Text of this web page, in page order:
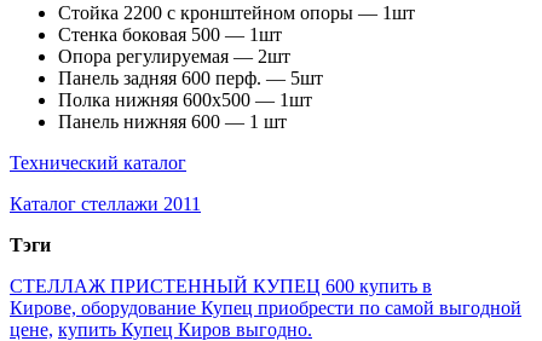
Стойка 2200 с кронштейном опоры — 1шт
Стенка боковая 500 — 1шт
Опора регулируемая — 2шт
Панель задняя 600 перф. — 5шт
Полка нижняя 600х500 — 1шт
Панель нижняя 600 — 1 шт
Технический каталог
Каталог стеллажи 2011
Тэги
СТЕЛЛАЖ ПРИСТЕННЫЙ КУПЕЦ 600 купить в
Кирове, оборудование Купец приобрести по самой выгодной
цене, купить Купец Киров выгодно.